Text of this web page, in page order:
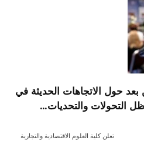
حول الاتجاهات الحديثة في
التحولات والتحديات…
تعلن كلية العلوم الاقتصادية والتجارية